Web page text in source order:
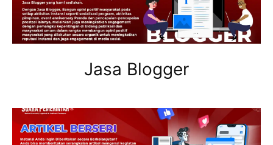
Jasa Blogger